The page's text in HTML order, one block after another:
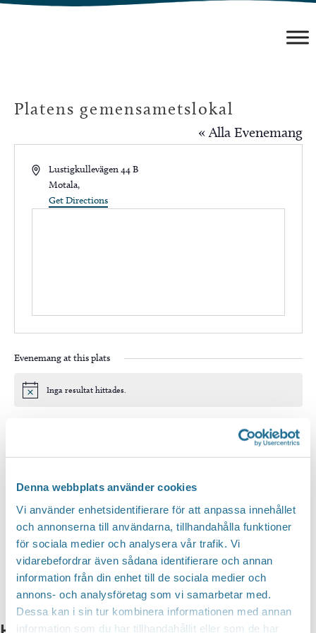
Denna webbplats använder cookies
Vi använder enhetsidentifierare för att anpassa innehållet
och annonserna till användarna, tillhandahålla funktioner
för sociala medier och analysera vår trafik. Vi
vidarebefordrar även sådana identifierare och annan
information från din enhet till de sociala medier och
annons- och analysföretag som vi samarbetar med.
Dessa kan i sin tur kombinera informationen med annan
information som du har tillhandahållit eller som de har
Hoppa
Platens gemensametslokal
« Alla Evenemang
AddressLustigkullevägen 44 B
Motala,
Get Directions
Evenemang at this plats
Notis Inga resultat hittades.
Prenumerera på kalender